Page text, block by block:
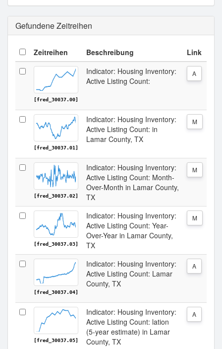
Gefundene Zeitreihen
Zeitreihen Beschreibung Link
[fred_30037.00]
Indicator: Housing Inventory:
Active Listing Count:
A
[fred_30037.01]
Indicator: Housing Inventory:
Active Listing Count: in
Lamar County, TX
M
[fred_30037.02]
Indicator: Housing Inventory:
Active Listing Count: Month-
Over-Month in Lamar County,
TX
M
[fred_30037.03]
Indicator: Housing Inventory:
Active Listing Count: Year-
Over-Year in Lamar County,
TX
M
[fred_30037.04]
Indicator: Housing Inventory:
Active Listing Count: Lamar
County, TX
A
[fred_30037.05]
Indicator: Housing Inventory:
Active Listing Count: lation
(5-year estimate) in Lamar
County, TX
A